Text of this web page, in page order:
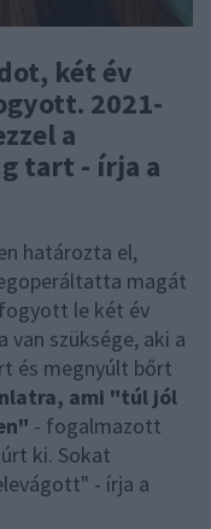
két év
2021-
a
tart - írja a
határozta el,
magát
le két év
szüksége, aki a
és megnyúlt bőrt
ami "túl jól
- fogalmazott
ki. Sokat
- írja a